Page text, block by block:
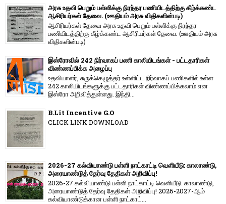
அரசு உதவி பெறும் பள்ளிக்கு நிரந்தர பணியிடத்திற்கு கீழ்க்கண்ட
ஆசிரியர்கள் தேவை. (ஊதியம் அரசு விதிகளின்படி)
ஆசிரியர்கள் தேவை அரசு உதவி பெறும் பள்ளிக்கு நிரந்தர
பணியிடத்திற்கு கீழ்க்கண்ட ஆசிரியர்கள் தேவை. (ஊதியம் அரசு
விதிகளின்படி)
இஸ்ரோவில் 242 நிர்வாகப் பணி காலியிடங்கள் - பட்டதாரிகள்
விண்ணப்பிக்க அழைப்பு
உதவியாளர், சுருக்கெழுத்தர் உள்ளிட்ட நிர்வாகப் பணிகளில் உள்ள
242 காலியிடங்களுக்கு பட்டதாரிகள் விண்ணப்பிக்கலாம் என
இஸ்ரோ அறிவித்துள்ளது. இந்தி...
B.Lit Incentive G.O
CLICK LINK DOWNLOAD
2026-27 கல்வியாண்டு பள்ளி நாட்காட்டி வெளியீடு: காலாண்டு,
அரையாண்டுத் தேர்வு தேதிகள் அறிவிப்பு!
2026-27 கல்வியாண்டு பள்ளி நாட்காட்டி வெளியீடு: காலாண்டு,
அரையாண்டுத் தேர்வு தேதிகள் அறிவிப்பு! 2026-2027-ஆம்
கல்வியாண்டுக்கான பள்ளி நாட்காட்...